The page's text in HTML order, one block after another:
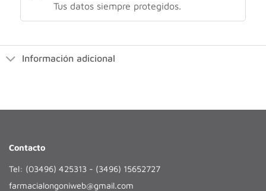
Tus datos siempre protegidos.
Información adicional
Contacto
Tel: (03496) 425313 - (3496) 15652727
farmacialongoniweb@gmail.com